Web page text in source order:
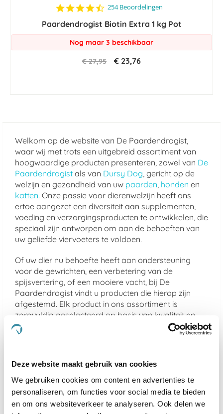
Deze website maakt gebruik van cookies
We gebruiken cookies om content en advertenties te
personaliseren, om functies voor social media te bieden
en om ons websiteverkeer te analyseren. Ook delen we
4.4
rating
254 Beoordelingen
Paardendrogist Biotin Extra 1 kg Pot
Nog maar 3 beschikbaar
€ 27,95 € 23,76
Welkom op de website van De Paardendrogist,
waar wij met trots een uitgebreid assortiment van
hoogwaardige producten presenteren, zowel van De
Paardendrogist als van Dursy Dog, gericht op de
welzijn en gezondheid van uw paarden, honden en
katten. Onze passie voor dierenwelzijn heeft ons
ertoe aangezet een diversiteit aan supplementen,
voeding en verzorgingsproducten te ontwikkelen, die
speciaal zijn ontworpen om aan de behoeften van
uw geliefde viervoeters te voldoen.
Of uw dier nu behoefte heeft aan ondersteuning
voor de gewrichten, een verbetering van de
spijsvertering, of een mooiere vacht, bij De
Paardendrogist vindt u producten die hierop zijn
afgestemd. Elk product in ons assortiment is
zorgvuldig geselecteerd op basis van kwaliteit en
effectiviteit, en is ontwikkeld om de gezondheid en
het geluk van uw huisdier te optimaliseren.
voor uw dier, en daarom zijn alle producten die we
aanbieden veilig, effectief en makkelijk in gebruik.
Van supplementen die de gemoedsrust bieden aan
nerveuze paardentot producten die de gezondheid